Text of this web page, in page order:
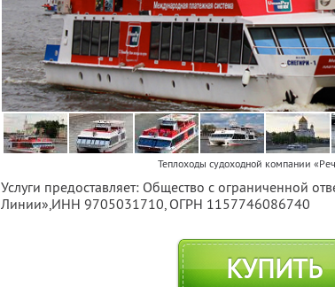
Теплоходы судоходной компании
Услуги предоставляет: Общество с ограниченной
Линии»,ИНН 9705031710, ОГРН 1157746086740
КУПИТЬ